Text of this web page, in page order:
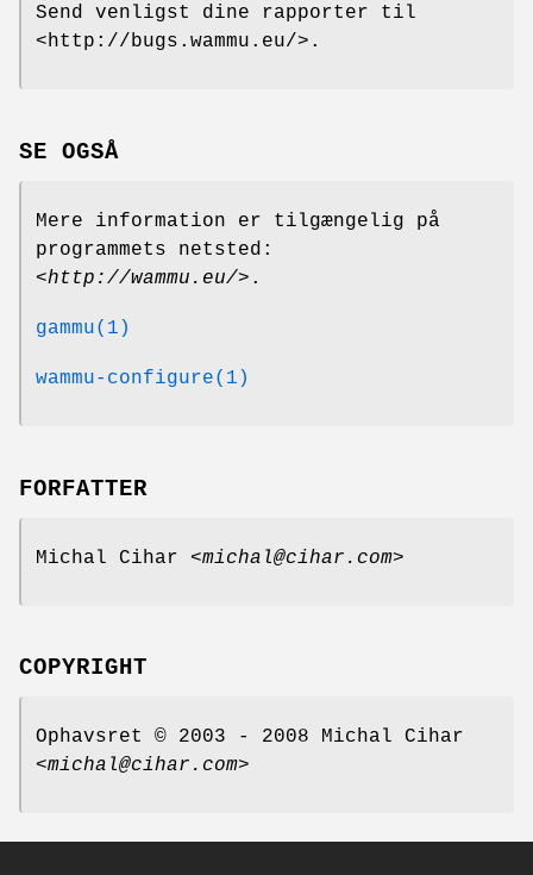
Send venligst dine rapporter til
<http://bugs.wammu.eu/>.
SE OGSÅ
Mere information er tilgængelig på
programmets netsted:
<http://wammu.eu/>.
gammu(1)
wammu-configure(1)
FORFATTER
Michal Cihar <michal@cihar.com>
COPYRIGHT
Ophavsret © 2003 - 2008 Michal Cihar
<michal@cihar.com>